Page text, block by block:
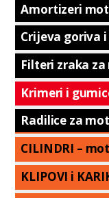
Amortizeri
Crijeva goriva
Filteri zraka
Krimeri i
Radilice za
CILINDRI –
KLIPOVI i